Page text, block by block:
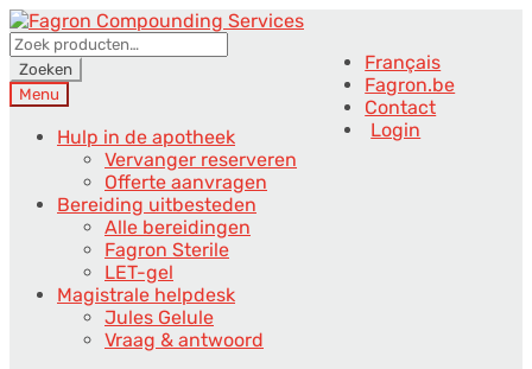
Ga
door
naar
navigatie
Ga
direct
naar
de
inhoud
Français
Fagron.be
Contact
Login
Zoeken
naar:
Zoeken
Menu
Hulp in de apotheek
Vervanger reserveren
Offerte aanvragen
Bereiding uitbesteden
Alle bereidingen
Fagron Sterile
LET-gel
Magistrale helpdesk
Jules Gelule
Vraag & antwoord